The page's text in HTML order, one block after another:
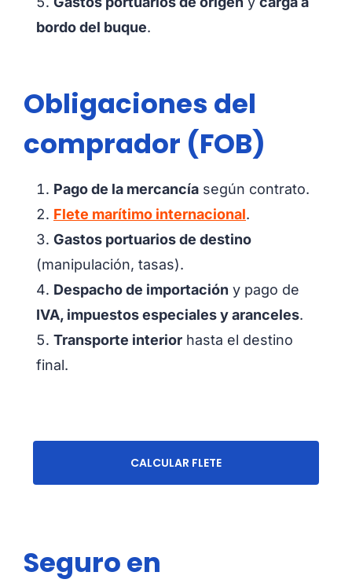
bordo del buque.
Obligaciones del
comprador (FOB)
Pago de la mercancía según contrato.
Flete marítimo internacional.
Gastos portuarios de destino
(manipulación, tasas).
Despacho de importación y pago de
IVA, impuestos especiales y aranceles.
Transporte interior hasta el destino
final.
CALCULAR FLETE
Seguro en